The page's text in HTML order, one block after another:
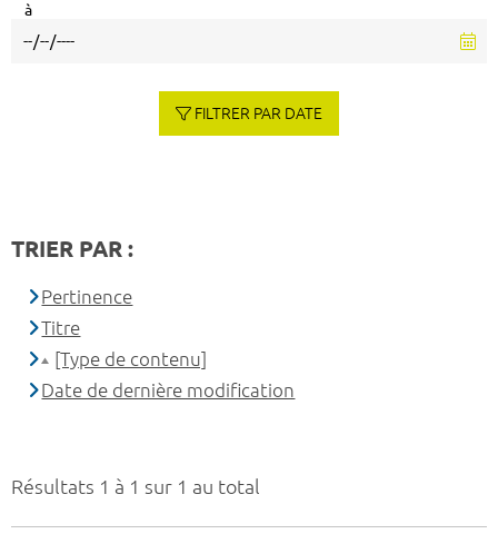
Résultats 1 à 1 sur 1 au total
à
FILTRER PAR DATE
TRIER PAR :
Pertinence
Titre
[Type de contenu]
Date de dernière modification